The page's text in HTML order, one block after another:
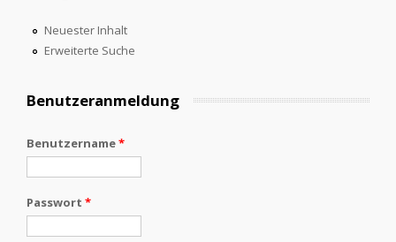
Neuester Inhalt
Erweiterte Suche
Benutzeranmeldung
Benutzername*
Passwort *